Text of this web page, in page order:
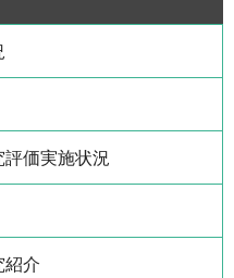
価実施状況
紹介